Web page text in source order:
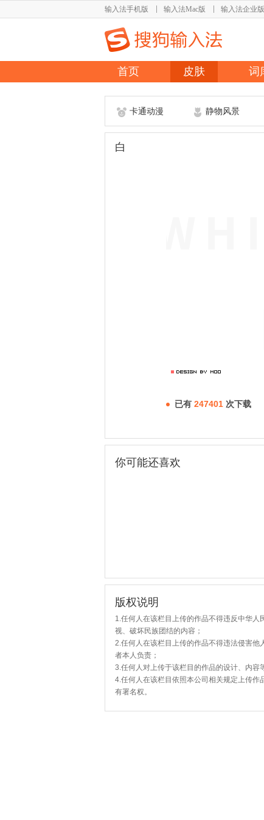
输入法手机版 输入法Mac版 输入法企业版
首页 皮肤 词
卡通动漫 静物风景
白
已有 247401 次下载
你可能还喜欢
版权说明
1.任何人在该栏目上传的作品不得违反中华
视、破坏民族团结的内容；
2.任何人在该栏目上传的作品不得违法侵害
者本人负责；
3.任何人对上传于该栏目的作品的设计、内容
4.任何人在该栏目依照本公司相关规定上传
有署名权。